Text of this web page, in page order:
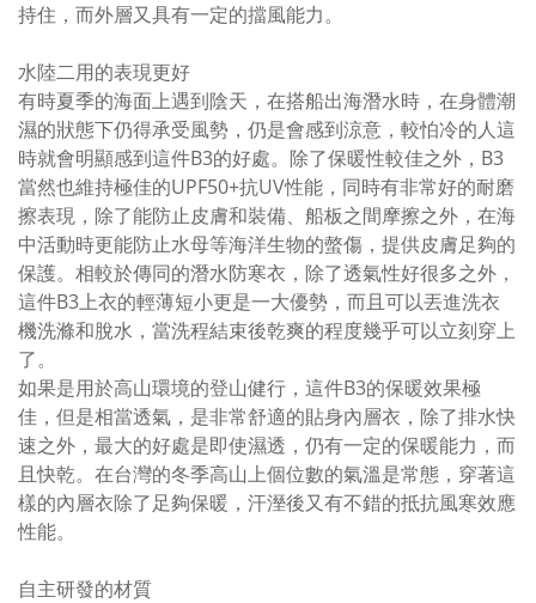
持住，而外層又具有一定的擋風能力。
水陸二用的表現更好
有時夏季的海面上遇到陰天，在搭船出海潛水時，在身體潮
濕的狀態下仍得承受風勢，仍是會感到涼意，較怕冷的人這
時就會明顯感到這件B3的好處。除了保暖性較佳之外，B3
當然也維持極佳的UPF50+抗UV性能，同時有非常好的耐磨
擦表現，除了能防止皮膚和裝備、船板之間摩擦之外，在海
中活動時更能防止水母等海洋生物的螫傷，提供皮膚足夠的
保護。相較於傳同的潛水防寒衣，除了透氣性好很多之外，
這件B3上衣的輕薄短小更是一大優勢，而且可以丟進洗衣
機洗滌和脫水，當洗程結束後乾爽的程度幾乎可以立刻穿上
了。
如果是用於高山環境的登山健行，這件B3的保暖效果極
佳，但是相當透氣，是非常舒適的貼身內層衣，除了排水快
速之外，最大的好處是即使濕透，仍有一定的保暖能力，而
且快乾。在台灣的冬季高山上個位數的氣溫是常態，穿著這
樣的內層衣除了足夠保暖，汗溼後又有不錯的抵抗風寒效應
性能。
自主研發的材質